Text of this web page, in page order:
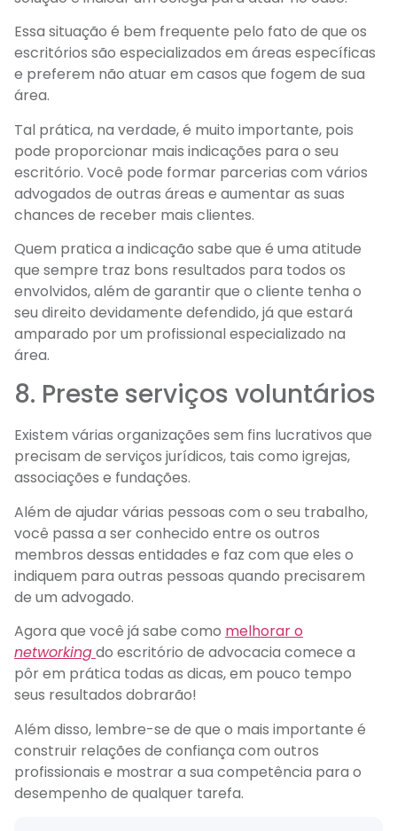
Essa situação é bem frequente pelo fato de que os
escritórios são especializados em áreas específicas
e preferem não atuar em casos que fogem de sua
área.
Tal prática, na verdade, é muito importante, pois
pode proporcionar mais indicações para o seu
escritório. Você pode formar parcerias com vários
advogados de outras áreas e aumentar as suas
chances de receber mais clientes.
Quem pratica a indicação sabe que é uma atitude
que sempre traz bons resultados para todos os
envolvidos, além de garantir que o cliente tenha o
seu direito devidamente defendido, já que estará
amparado por um profissional especializado na
área.
8. Preste serviços voluntários
Existem várias organizações sem fins lucrativos que
precisam de serviços jurídicos, tais como igrejas,
associações e fundações.
Além de ajudar várias pessoas com o seu trabalho,
você passa a ser conhecido entre os outros
membros dessas entidades e faz com que eles o
indiquem para outras pessoas quando precisarem
de um advogado.
Agora que você já sabe como melhorar o
networkingdo escritório de advocacia comece a
pôr em prática todas as dicas, em pouco tempo
seus resultados dobrarão!
Além disso, lembre-se de que o mais importante é
construir relações de confiança com outros
profissionais e mostrar a sua competência para o
desempenho de qualquer tarefa.